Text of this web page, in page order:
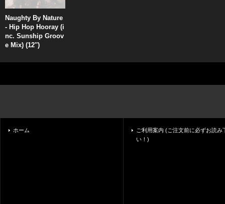
Naughty By Nature
- Hip Hop Hooray (i
nc. Sunship Groov
e Mix) (12'')
ホーム
ご利用案内 (ご注文前に必ずお読み
い！)